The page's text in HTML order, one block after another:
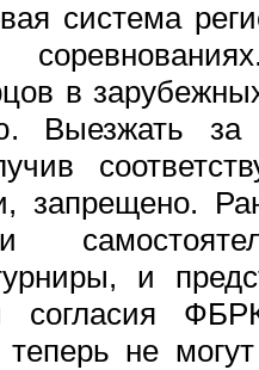
система
в
Выезжать
запрещено.
и
согласия
не